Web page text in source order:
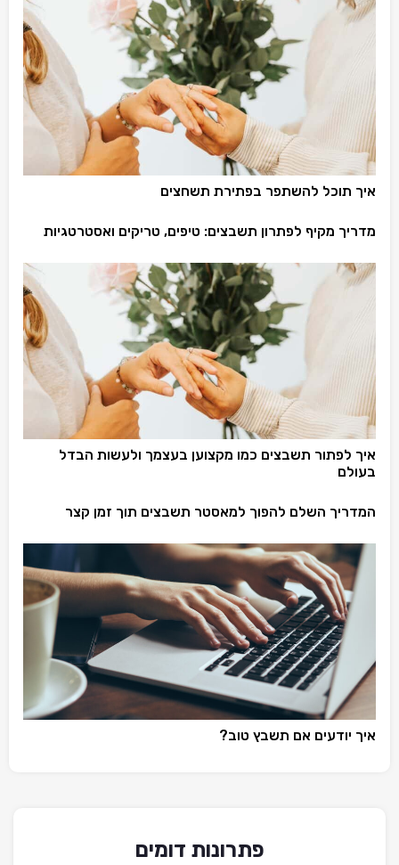
איך תוכל להשתפר בפתירת תשחצים
מדריך מקיף לפתרון תשבצים: טיפים, טריקים ואסטרטגיות
איך לפתור תשבצים כמו מקצוען בעצמך ולעשות הבדל
בעולם
המדריך השלם להפוך למאסטר תשבצים תוך זמן קצר
איך יודעים אם תשבץ טוב?
פתרונות דומים